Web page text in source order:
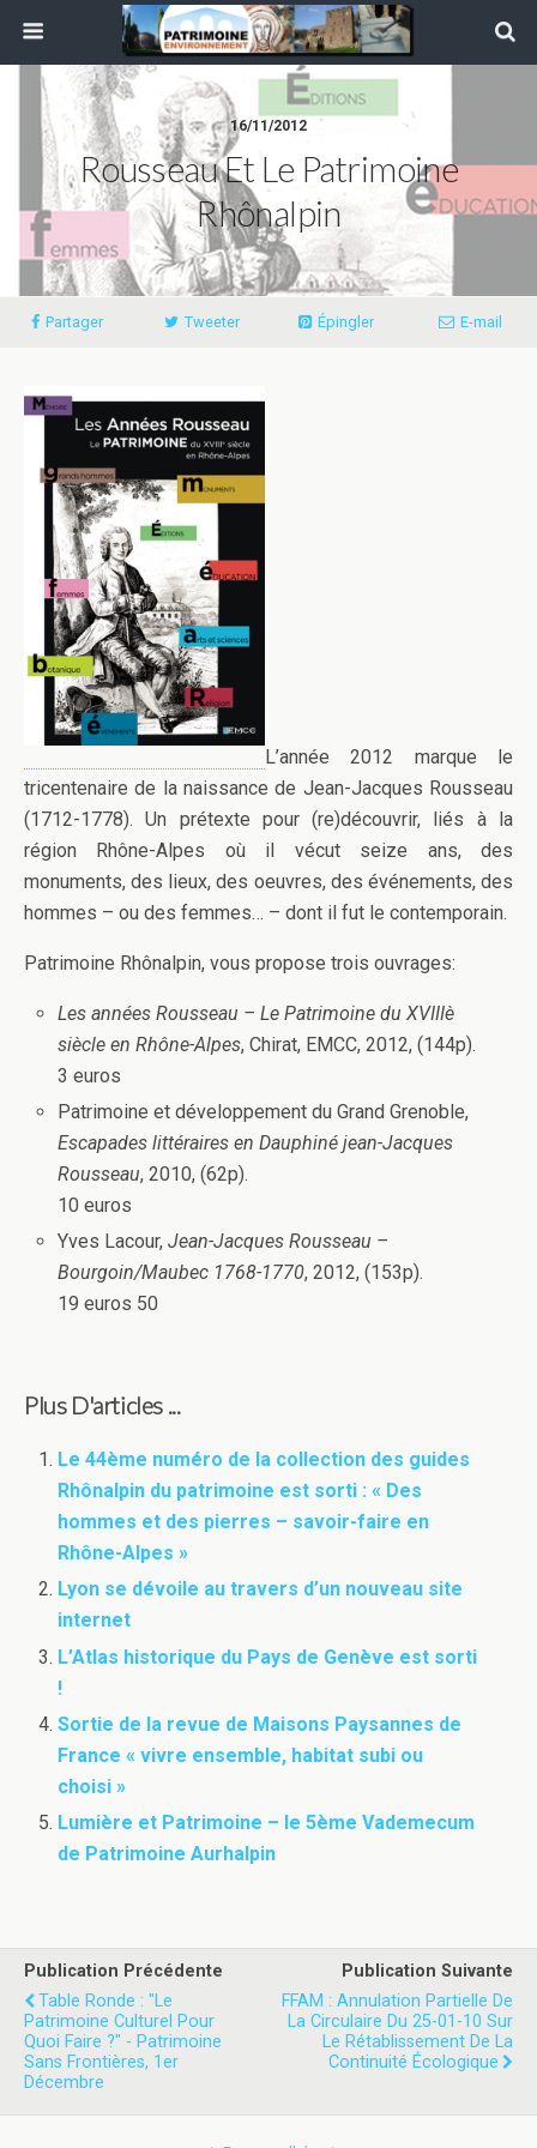
16/11/2012
Rousseau Et Le Patrimoine
Rhônalpin
Partager Tweeter Épingler E-mail
L’année 2012 marque le
tricentenaire de la naissance de Jean-Jacques Rousseau
(1712-1778). Un prétexte pour (re)découvrir, liés à la
région Rhône-Alpes où il vécut seize ans, des
monuments, des lieux, des oeuvres, des événements, des
hommes – ou des femmes… – dont il fut le contemporain.
Patrimoine Rhônalpin, vous propose trois ouvrages:
Les années Rousseau – Le Patrimoine du XVIIIè
siècle en Rhône-Alpes, Chirat, EMCC, 2012, (144p).
3 euros
Patrimoine et développement du Grand Grenoble,
Escapades littéraires en Dauphiné jean-Jacques
Rousseau, 2010, (62p).
10 euros
Yves Lacour, Jean-Jacques Rousseau –
Bourgoin/Maubec 1768-1770, 2012, (153p).
19 euros 50
Plus D'articles ...
Le 44ème numéro de la collection des guides
Rhônalpin du patrimoine est sorti : « Des
hommes et des pierres – savoir-faire en
Rhône-Alpes »
Lyon se dévoile au travers d’un nouveau site
internet
L’Atlas historique du Pays de Genève est sorti
!
Sortie de la revue de Maisons Paysannes de
France « vivre ensemble, habitat subi ou
choisi »
Lumière et Patrimoine – le 5ème Vademecum
de Patrimoine Aurhalpin
Publication Précédente
Table Ronde : "le
Patrimoine Culturel Pour
Quoi Faire ?" - Patrimoine
Sans Frontières, 1er
Décembre
Publication Suivante
FFAM : Annulation Partielle De
La Circulaire Du 25-01-10 Sur
Le Rétablissement De La
Continuité Écologique